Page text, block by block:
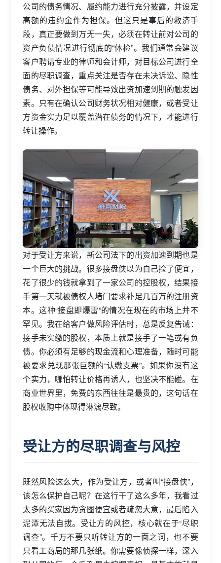
公司的债务情况、履约能力进行充分披露，并设定
高额的违约金作为担保。但这只是事后的救济手
段，真正要做到万无一失，必须在转让前对公司的
资产负债情况进行彻底的“体检”。我们通常会建议
客户聘请专业的律师和会计师，对目标公司进行全
面的尽职调查，重点关注是否存在未决诉讼、隐性
债务、对外担保等可能导致出资加速到期的触发因
素。只有在确认公司财务状况相对健康，或者受让
方资金实力足以覆盖潜在债务的情况下，才能进行
转让操作。
对于受让方来说，新公司法下的出资加速到期也是
一个巨大的挑战。很多接盘侠以为自己捡了便宜，
花了很少的钱就拿到了一家公司的控股权，结果接
手第一天就被债权人堵门要求补足几百万的注册资
本。这种“接盘即爆雷”的情况在现在的市场上并不
罕见。我在给客户做风险评估时，总是反复告诫：
接手未实缴的股权，本质上就是接手了一笔或有负
债。你必须有足够的现金流和心理准备，随时可能
被要求兑现那张巨额的“认缴支票”。如果你没有这
个实力，哪怕转让价格再诱人，也坚决不能碰。在
商业世界里，免费的东西往往是最贵的，这句话在
股权收购中体现得淋漓尽致。
受让方的尽职调查与风控
既然风险这么大，作为受让方，或者叫“接盘侠”，
该怎么保护自己呢？在这行干了这么多年，我看过
太多的买家因为贪图便宜或者疏忽大意，最后陷入
泥潭无法自拔。受让方的风控，核心就在于“尽职
调查”。千万不要只听转让方的一面之词，也不要
只看工商局的那几张纸。你需要像侦探一样，深入